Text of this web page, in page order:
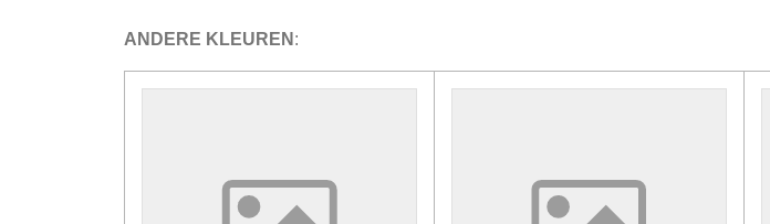
ANDERE KLEUREN :